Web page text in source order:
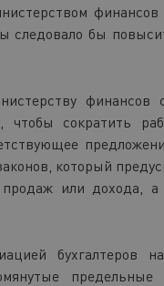
следовало бы
финансов
сократить
который
или дохода, а
бухгалтеров